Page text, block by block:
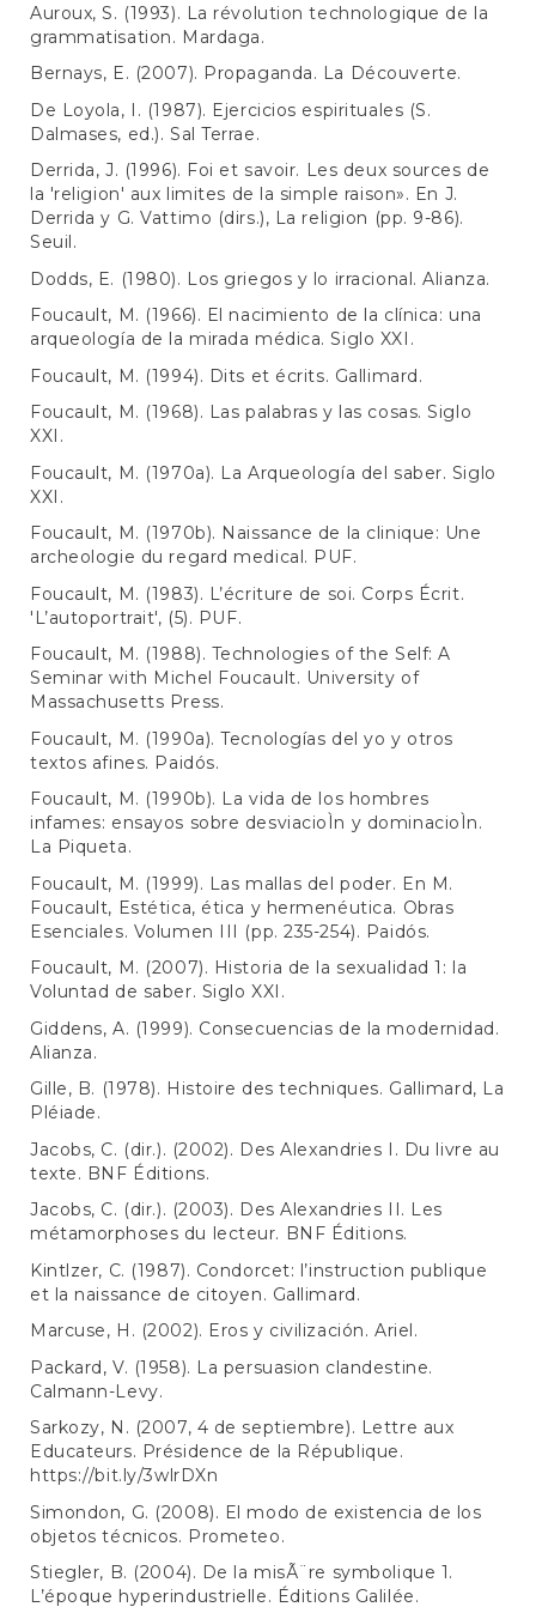
Auroux, S. (1993). La révolution technologique de la
grammatisation. Mardaga.
Bernays, E. (2007). Propaganda. La Découverte.
De Loyola, I. (1987). Ejercicios espirituales (S.
Dalmases, ed.). Sal Terrae.
Derrida, J. (1996). Foi et savoir. Les deux sources de
la 'religion' aux limites de la simple raison». En J.
Derrida y G. Vattimo (dirs.), La religion (pp. 9-86).
Seuil.
Dodds, E. (1980). Los griegos y lo irracional. Alianza.
Foucault, M. (1966). El nacimiento de la clínica: una
arqueología de la mirada médica. Siglo XXI.
Foucault, M. (1994). Dits et écrits. Gallimard.
Foucault, M. (1968). Las palabras y las cosas. Siglo
XXI.
Foucault, M. (1970a). La Arqueología del saber. Siglo
XXI.
Foucault, M. (1970b). Naissance de la clinique: Une
archeologie du regard medical. PUF.
Foucault, M. (1983). L’écriture de soi. Corps Écrit.
'L’autoportrait', (5). PUF.
Foucault, M. (1988). Technologies of the Self: A
Seminar with Michel Foucault. University of
Massachusetts Press.
Foucault, M. (1990a). Tecnologías del yo y otros
textos afines. Paidós.
Foucault, M. (1990b). La vida de los hombres
infames: ensayos sobre desviacioÌn y dominacioÌn.
La Piqueta.
Foucault, M. (1999). Las mallas del poder. En M.
Foucault, Estética, ética y hermenéutica. Obras
Esenciales. Volumen III (pp. 235-254). Paidós.
Foucault, M. (2007). Historia de la sexualidad 1: la
Voluntad de saber. Siglo XXI.
Giddens, A. (1999). Consecuencias de la modernidad.
Alianza.
Gille, B. (1978). Histoire des techniques. Gallimard, La
Pléiade.
Jacobs, C. (dir.). (2002). Des Alexandries I. Du livre au
texte. BNF Éditions.
Jacobs, C. (dir.). (2003). Des Alexandries II. Les
métamorphoses du lecteur. BNF Éditions.
Kintlzer, C. (1987). Condorcet: l’instruction publique
et la naissance de citoyen. Gallimard.
Marcuse, H. (2002). Eros y civilización. Ariel.
Packard, V. (1958). La persuasion clandestine.
Calmann-Levy.
Sarkozy, N. (2007, 4 de septiembre). Lettre aux
Educateurs. Présidence de la République.
https://bit.ly/3wlrDXn
Simondon, G. (2008). El modo de existencia de los
objetos técnicos. Prometeo.
Stiegler, B. (2004). De la misÃ¨re symbolique 1.
L’époque hyperindustrielle. Éditions Galilée.